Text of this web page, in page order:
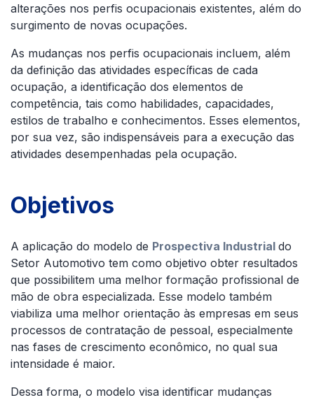
alterações nos perfis ocupacionais existentes, além do
surgimento de novas ocupações.
As mudanças nos perfis ocupacionais incluem, além
da definição das atividades específicas de cada
ocupação, a identificação dos elementos de
competência, tais como habilidades, capacidades,
estilos de trabalho e conhecimentos. Esses elementos,
por sua vez, são indispensáveis para a execução das
atividades desempenhadas pela ocupação.
Objetivos
A aplicação do modelo de Prospectiva Industrial do
Setor Automotivo tem como objetivo obter resultados
que possibilitem uma melhor formação profissional de
mão de obra especializada. Esse modelo também
viabiliza uma melhor orientação às empresas em seus
processos de contratação de pessoal, especialmente
nas fases de crescimento econômico, no qual sua
intensidade é maior.
Dessa forma, o modelo visa identificar mudanças